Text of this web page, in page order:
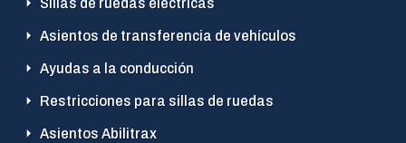
Asientos de transferencia de vehículos
Ayudas a la conducción
Restricciones para sillas de ruedas
Asientos Abilitrax